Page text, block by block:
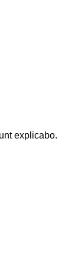
explicabo.